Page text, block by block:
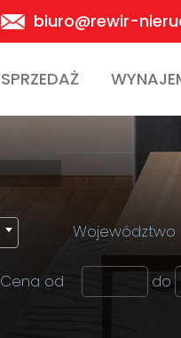
biuro@rewir-
SPRZEDAŻ
Województwo
Cena od do